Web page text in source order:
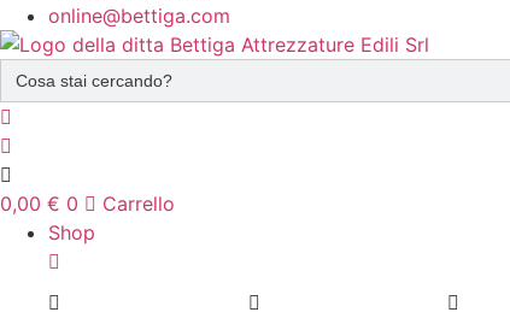
online@bettiga.com
Search
for:
0,00 € 0
Carrello
Shop